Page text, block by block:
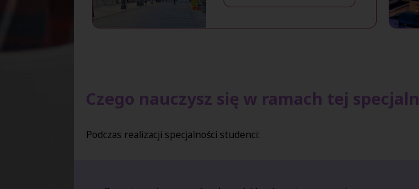
Czego nauczysz się w ramach tej
Podczas realizacji specjalności studenci: